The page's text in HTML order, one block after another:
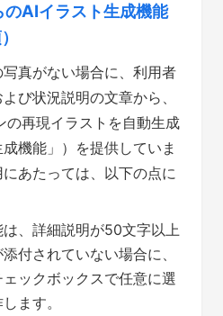
AIイラスト生成機能
真がない場合に、利用者
び状況説明の文章から、
の再現イラストを自動生成
機能」）を提供していま
あたっては、以下の点に
、詳細説明が50文字以上
付されていない場合に、
ックボックスで任意に選
ます。